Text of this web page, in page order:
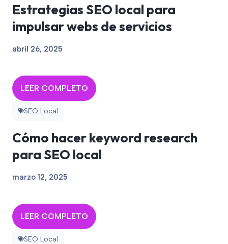
Estrategias SEO local para
impulsar webs de servicios
abril 26, 2025
LEER COMPLETO
SEO Local
Cómo hacer keyword research
para SEO local
marzo 12, 2025
LEER COMPLETO
SEO Local